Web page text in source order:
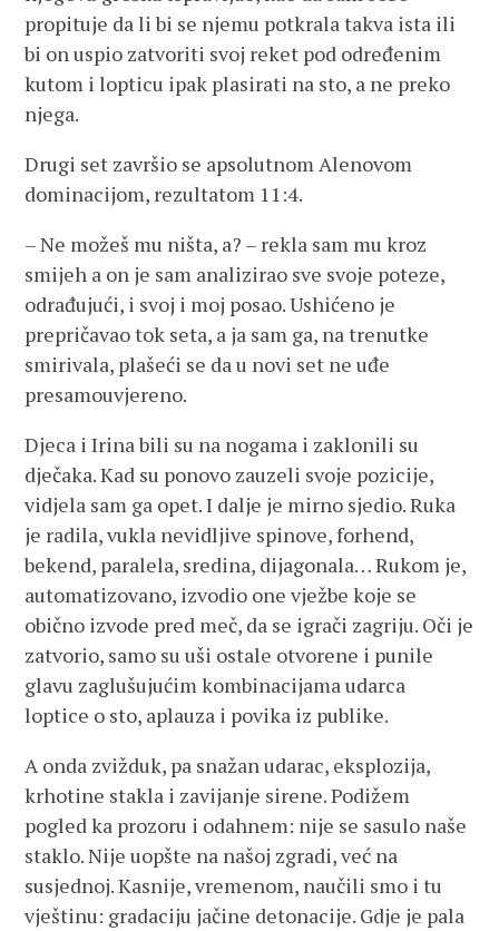
propituje da li bi se njemu potkrala takva ista ili
bi on uspio zatvoriti svoj reket pod određenim
kutom i lopticu ipak plasirati na sto, a ne preko
njega.
Drugi set završio se apsolutnom Alenovom
dominacijom, rezultatom 11:4.
– Ne možeš mu ništa, a? – rekla sam mu kroz
smijeh a on je sam analizirao sve svoje poteze,
odrađujući, i svoj i moj posao. Ushićeno je
prepričavao tok seta, a ja sam ga, na trenutke
smirivala, plašeći se da u novi set ne uđe
presamouvjereno.
Djeca i Irina bili su na nogama i zaklonili su
dječaka. Kad su ponovo zauzeli svoje pozicije,
vidjela sam ga opet. I dalje je mirno sjedio. Ruka
je radila, vukla nevidljive spinove, forhend,
bekend, paralela, sredina, dijagonala… Rukom je,
automatizovano, izvodio one vježbe koje se
obično izvode pred meč, da se igrači zagriju. Oči je
zatvorio, samo su uši ostale otvorene i punile
glavu zaglušujućim kombinacijama udarca
loptice o sto, aplauza i povika iz publike.
A onda zvižduk, pa snažan udarac, eksplozija,
krhotine stakla i zavijanje sirene. Podižem
pogled ka prozoru i odahnem: nije se sasulo naše
staklo. Nije uopšte na našoj zgradi, već na
susjednoj. Kasnije, vremenom, naučili smo i tu
vještinu: gradaciju jačine detonacije. Gdje je pala